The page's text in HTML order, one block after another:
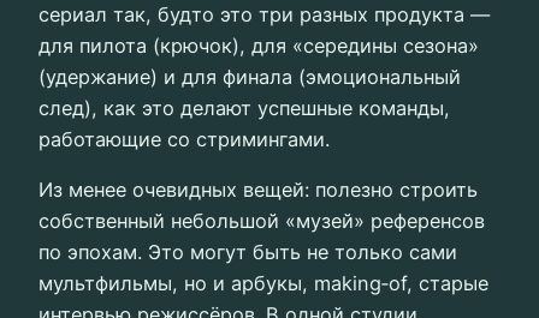
сериал так, будто это три разных продукта —
для пилота (крючок), для «середины сезона»
(удержание) и для финала (эмоциональный
след), как это делают успешные команды,
работающие со стримингами.
Из менее очевидных вещей: полезно строить
собственный небольшой «музей» референсов
по эпохам. Это могут быть не только сами
мультфильмы, но и арбукы, making‑of, старые